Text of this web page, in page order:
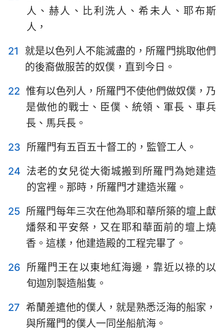
人、赫人、比利洗人、希未人、耶布斯
人，
21
就是以色列人不能滅盡的，所羅門挑取他們
的後裔做服苦的奴僕，直到今日。
22 惟有以色列人，所羅門不使他們做奴僕，乃
是做他的戰士、臣僕、統領、軍長、車兵
長、馬兵長。
23 所羅門有五百五十督工的，監管工人。
24 法老的女兒從大衛城搬到所羅門為她建造
的宮裡。那時，所羅門才建造米羅。
25 所羅門每年三次在他為耶和華所築的壇上獻
燔祭和平安祭，又在耶和華面前的壇上燒
香。這樣，他建造殿的工程完畢了。
26 所羅門王在以東地紅海邊，靠近以祿的以
旬迦別製造船隻。
27 希蘭差遣他的僕人，就是熟悉泛海的船家，
與所羅門的僕人一同坐船航海。